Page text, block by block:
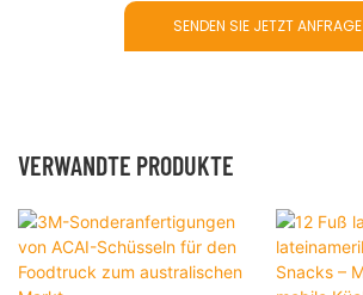
SENDEN SIE JETZT ANFRAGE
VERWANDTE PRODUKTE